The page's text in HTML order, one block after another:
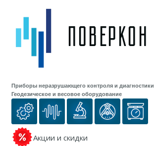
Приборы неразрушающего контроля и диагностики
Геодезическое и весовое оборудование
Акции и скидки